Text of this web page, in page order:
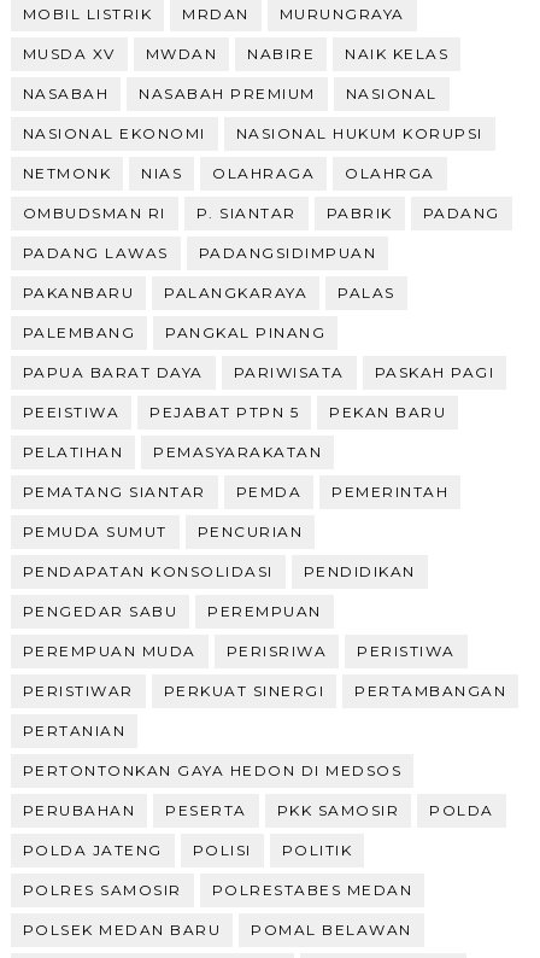
MOBIL LISTRIK MRDAN MURUNGRAYA
MUSDA XV MWDAN NABIRE NAIK KELAS
NASABAH NASABAH PREMIUM NASIONAL
NASIONAL EKONOMI NASIONAL HUKUM KORUPSI
NETMONK NIAS OLAHRAGA OLAHRGA
OMBUDSMAN RI P. SIANTAR PABRIK PADANG
PADANG LAWAS PADANGSIDIMPUAN
PAKANBARU PALANGKARAYA PALAS
PALEMBANG PANGKAL PINANG
PAPUA BARAT DAYA PARIWISATA PASKAH PAGI
PEEISTIWA PEJABAT PTPN 5 PEKAN BARU
PELATIHAN PEMASYARAKATAN
PEMATANG SIANTAR PEMDA PEMERINTAH
PEMUDA SUMUT PENCURIAN
PENDAPATAN KONSOLIDASI PENDIDIKAN
PENGEDAR SABU PEREMPUAN
PEREMPUAN MUDA PERISRIWA PERISTIWA
PERISTIWAR PERKUAT SINERGI PERTAMBANGAN
PERTANIAN
PERTONTONKAN GAYA HEDON DI MEDSOS
PERUBAHAN PESERTA PKK SAMOSIR POLDA
POLDA JATENG POLISI POLITIK
POLRES SAMOSIR POLRESTABES MEDAN
POLSEK MEDAN BARU POMAL BELAWAN